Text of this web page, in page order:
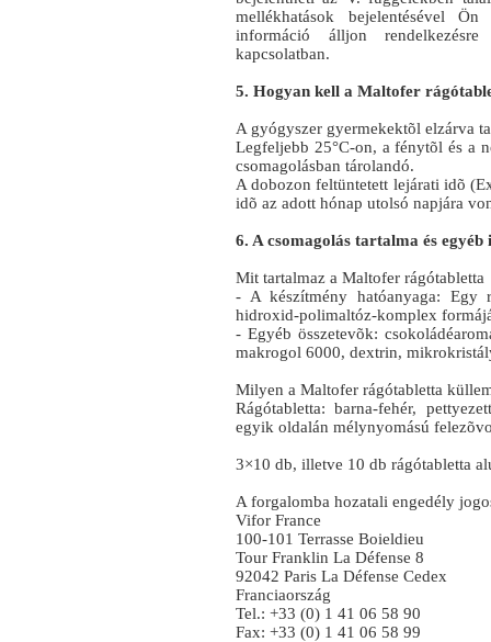
mellékhatások bejelentésével
információ álljon
kapcsolatban.
5. Hogyan kell a Maltofer
A gyógyszer gyermekektõl elzárva
Legfeljebb 25°C-on, a fénytõl és a
csomagolásban tárolandó.
A dobozon feltüntetett lejárati idõ
idõ az adott hónap utolsó napjára
6. A csomagolás tartalma és
Mit tartalmaz a Maltofer rágótabletta
- A készítmény hatóanyaga: Egy
hidroxid-polimaltóz-komplex
- Egyéb összetevõk:
makrogol 6000, dextrin,
Milyen a Maltofer rágótabletta
Rágótabletta: barna-fehér,
egyik oldalán mélynyomású
3×10 db, illetve 10 db rágótabletta
A forgalomba hozatali engedély
Vifor France
100-101 Terrasse Boieldieu
Tour Franklin La Défense 8
92042 Paris La Défense Cedex
Franciaország
Tel.: +33 (0) 1 41 06 58 90
Fax: +33 (0) 1 41 06 58 99